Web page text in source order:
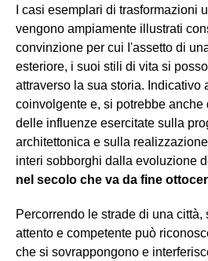
I casi esemplari di trasformazioni
vengono ampiamente illustrati
convinzione per cui I'assetto di
esteriore, i suoi stili di vita si
attraverso la sua storia. Indicativo
coinvolgente e, si potrebbe anche
delle influenze esercitate sulla
architettonica e sulla
interi sobborghi dalla evoluzione
nel secolo che va da fine
Percorrendo le strade di una città,
attento e competente può
che si sovrappongono e